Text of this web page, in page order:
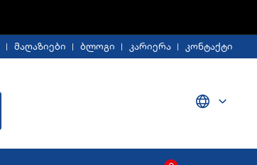
მაღაზიები ბლოგი კარიერა კონტაქტი